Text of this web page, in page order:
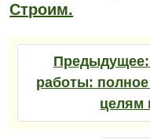
Строим.
Предыдущее:
работы:
целям